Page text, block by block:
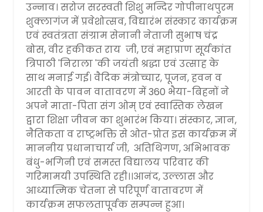
उन्नाव। सरोज सरस्वती शिशु मन्दिर गोपीनाथपुरम
शुक्लागंज में प्रवेशोत्सव, विद्यारंभ संस्कार कार्यक्रम
एवं स्वतंत्रता संग्राम सेनानी नेताजी सुभाष चंद्र
बोस, वीर हकीकत राय जी, एवं महाप्राण सूर्यकांत
त्रिपाठी 'निराला 'की जयंती श्रद्धा एवं उत्साह के
साथ मनाई गई। वैदिक मंत्रोच्चार, पूजन, हवन व
आरती के पावन वातावरण में 360 भैया-बिहनों ने
अपने माता-पिता संग ओम् एवं स्वास्तिक लेखन
द्वारा शिक्षा जीवन का शुभारंभ किया। संस्कार, ज्ञान,
नैतिकता व राष्ट्रभक्ति से ओत-प्रोत इस कार्यक्रम में
माननीय प्रधानाचार्य जी, अतिथिगण, अभिभावक
बंधु-भगिनी एवं समस्त विद्यालय परिवार की
गरिमामयी उपस्थिति रही।।आनंद, उल्लास और
आध्यात्मिक चेतना से परिपूर्ण वातावरण में
कार्यक्रम सफलतापूर्वक सम्पन्न हुआ।